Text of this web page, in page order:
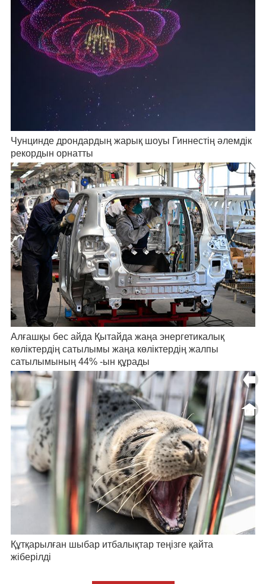
Чунцинде дрондардың жарық шоуы Гиннестің әлемдік
рекордын орнатты
Алғашқы бес айда Қытайда жаңа энергетикалық
көліктердің сатылымы жаңа көліктердің жалпы
сатылымының 44% -ын құрады
Құтқарылған шыбар итбалықтар теңізге қайта
жіберілді